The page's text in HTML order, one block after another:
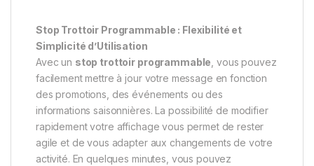
Stop Trottoir Programmable : Flexibilité et
Simplicité d’Utilisation
Avec un stop trottoir programmable , vous pouvez
facilement mettre à jour votre message en fonction
des promotions, des événements ou des
informations saisonnières. La possibilité de modifier
rapidement votre affichage vous permet de rester
agile et de vous adapter aux changements de votre
activité. En quelques minutes, vous pouvez